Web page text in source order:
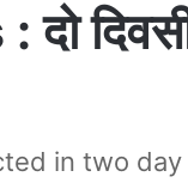
in two